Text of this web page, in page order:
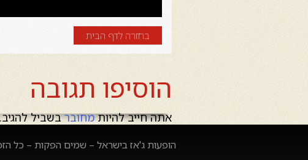
בחזרה לדף הבית
הוסיפו תגובה
אתה חייב להיותמחוברבשביל להגיב.
הופעות ג'אז בישראל – שמים הפקות – כל